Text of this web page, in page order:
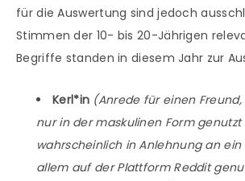
für die Auswertung sind jedoch
Stimmen der 10- bis 20-Jährigen
Begriffe standen in diesem Jahr zur
Kerl*in (Anrede für einen
nur in der maskulinen Form genutzt
wahrscheinlich in Anlehnung an
allem auf der Plattform Reddit